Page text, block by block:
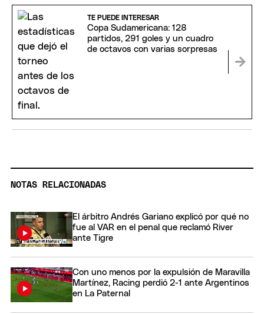
TE PUEDE INTERESAR
Copa Sudamericana: 128
partidos, 291 goles y un cuadro
de octavos con varias sorpresas
NOTAS RELACIONADAS
El árbitro Andrés Gariano explicó por qué no
fue al VAR en el penal que reclamó River
ante Tigre
Con uno menos por la expulsión de Maravilla
Martínez, Racing perdió 2-1 ante Argentinos
en La Paternal